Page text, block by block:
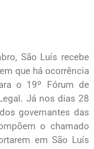
São Luís recebe
que há ocorrência
o 19º Fórum de
Já nos dias 28
governantes das
o chamado
em São Luís